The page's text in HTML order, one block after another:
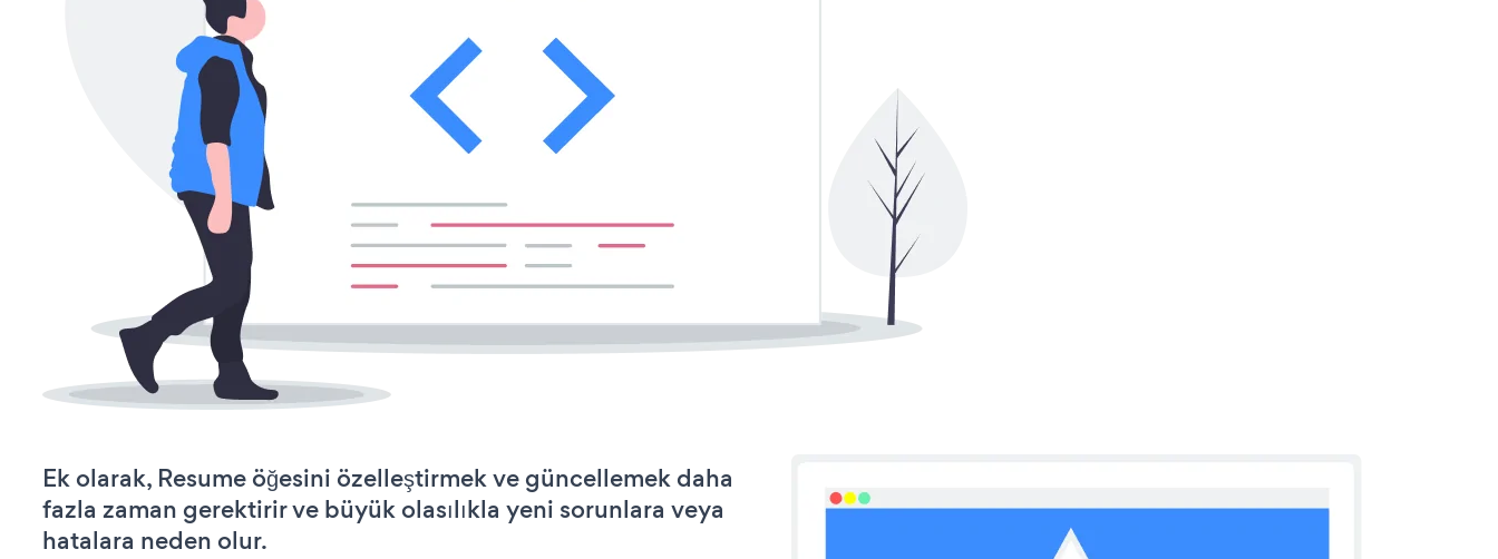
Ek olarak, Resume öğesini özelleştirmek ve güncellemek daha
fazla zaman gerektirir ve büyük olasılıkla yeni sorunlara veya
hatalara neden olur.